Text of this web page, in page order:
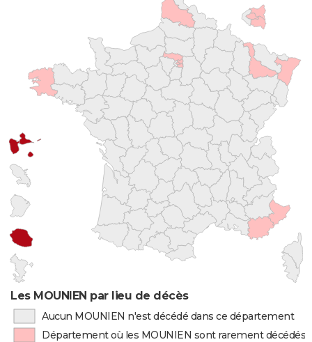
Les MOUNIEN par lieu de décès
Aucun MOUNIEN n'est décédé dans ce département
Département où les MOUNIEN sont rarement décédés